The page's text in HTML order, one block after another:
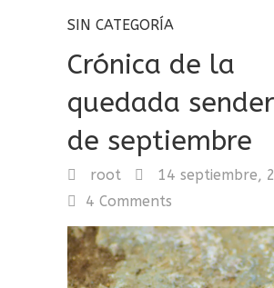
SIN CATEGORÍA
Crónica de la
quedada
de septiembre
root
14 septiembre,
4 Comments